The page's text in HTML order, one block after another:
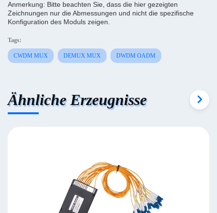
Anmerkung: Bitte beachten Sie, dass die hier gezeigten
Zeichnungen nur die Abmessungen und nicht die spezifische
Konfiguration des Moduls zeigen.
Tags:
CWDM MUX DEMUX MUX DWDM OADM
Ähnliche Erzeugnisse